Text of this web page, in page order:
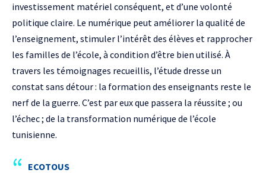
investissement matériel conséquent, et d’une volonté
politique claire. Le numérique peut améliorer la qualité de
l’enseignement, stimuler l’intérêt des élèves et rapprocher
les familles de l’école, à condition d’être bien utilisé. À
travers les témoignages recueillis, l’étude dresse un
constat sans détour : la formation des enseignants reste le
nerf de la guerre. C’est par eux que passera la réussite ; ou
l’échec ; de la transformation numérique de l’école
tunisienne.
ECOTOUS